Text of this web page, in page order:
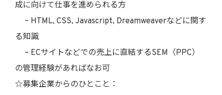
成に向けて仕事を進められる方
– HTML, CSS, Javascript, Dreamweaverなどに関す
る知識
– ECサイトなどでの売上に直結するSEM（PPC）
の管理経験があればなお可
☆募集企業からのひとこと：